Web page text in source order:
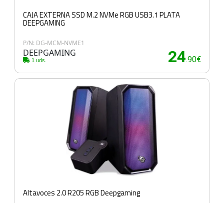
CAJA EXTERNA SSD M.2 NVMe RGB USB3.1 PLATA
DEEPGAMING
P/N: DG-MCM-NVME1
DEEPGAMING
1 uds. 24.90€
Altavoces 2.0 R205 RGB Deepgaming